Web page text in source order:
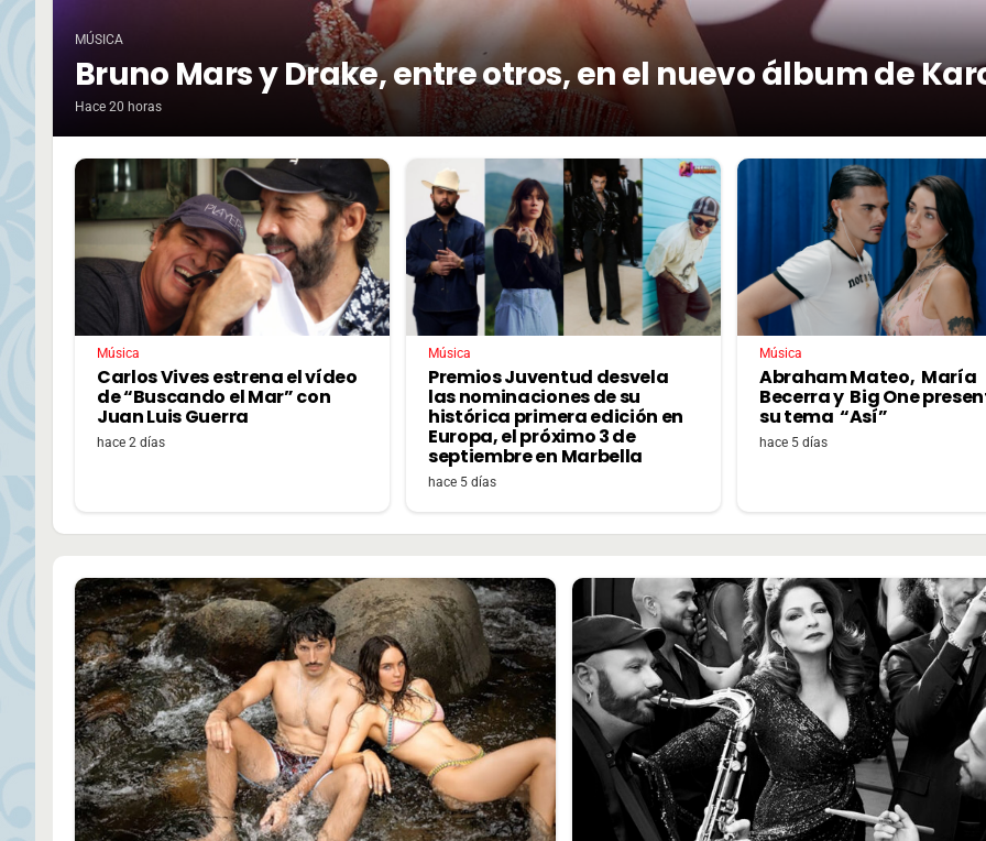
MÚSICA
Bruno Mars y Drake, entre otros, en el nuevo álbum de
Hace 20 horas
Música
Carlos Vives estrena el vídeo
de “Buscando el Mar” con
Juan Luis Guerra
hace 2 días
Música
Premios Juventud desvela
las nominaciones de su
histórica primera edición en
Europa, el próximo 3 de
septiembre en Marbella
hace 5 días
Música
Abraham Mateo, María
Becerra y Big One
su tema “Así”
hace 5 días